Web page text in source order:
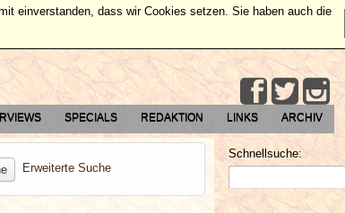
SPECIALS REDAKTION LINKS ARCHIV
Erweiterte Suche
Schnellsuche:
einverstanden, dass wir Cookies setzen. Sie haben auch die